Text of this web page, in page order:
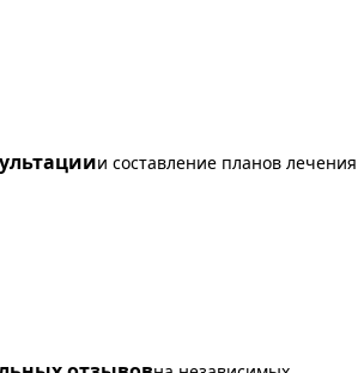
и составление планов лечения